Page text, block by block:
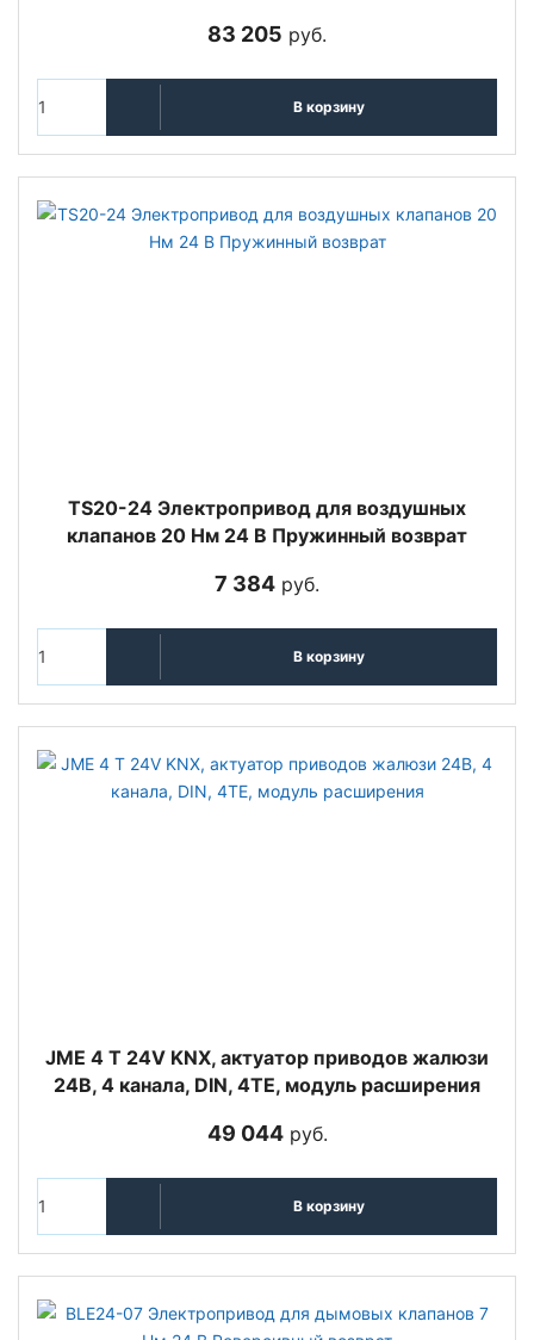
83 205 руб.
В корзину
TS20-24 Электропривод для воздушных
клапанов 20 Нм 24 В Пружинный возврат
7 384 руб.
В корзину
JME 4 T 24V KNX, актуатор приводов жалюзи
24В, 4 канала, DIN, 4TE, модуль расширения
49 044руб.
В корзину